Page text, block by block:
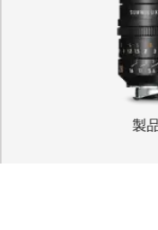
製